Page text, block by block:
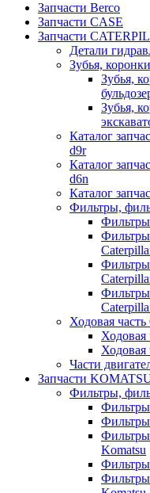
Запчасти Berco
Запчасти CASE
Запчасти
Детали
Зубья,
Зубья,
Зубья,
Каталог
d9r
Каталог
d6n
Каталог
Фильтры,
Фильтры
Фильтры
Фильтры
Фильтры
Ходовая
Ходовая
Ходовая
Части
Запчасти
Фильтры,
Фильтры
Фильтры
Фильтры
Komatsu
Фильтры
Фильтры